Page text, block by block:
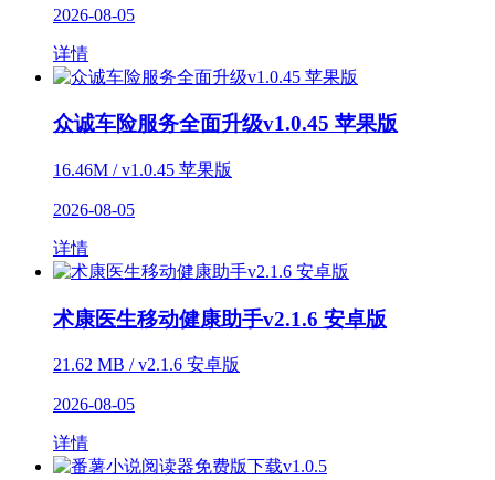
2026-08-05
详情
众诚车险服务全面升级v1.0.45 苹果版
16.46M / v1.0.45 苹果版
2026-08-05
详情
术康医生移动健康助手v2.1.6 安卓版
21.62 MB / v2.1.6 安卓版
2026-08-05
详情